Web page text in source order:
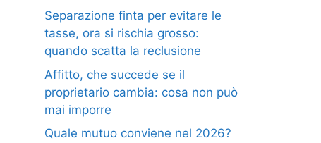
Separazione finta per evitare le
tasse, ora si rischia grosso:
quando scatta la reclusione
Affitto, che succede se il
proprietario cambia: cosa non può
mai imporre
Quale mutuo conviene nel 2026?